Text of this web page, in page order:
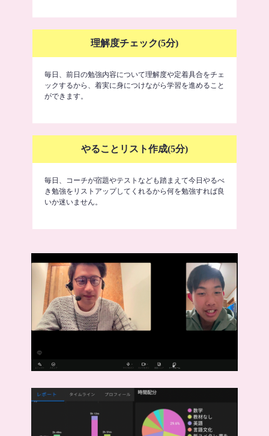
理解度チェック(5分)
毎日、前日の勉強内容について理解度や定着具合をチェ
ックするから、着実に身につけながら学習を進めること
ができます。
やることリスト作成(5分)
毎日、コーチが宿題やテストなども踏まえて今日やるべ
き勉強をリストアップしてくれるから何を勉強すれば良
いか迷いません。